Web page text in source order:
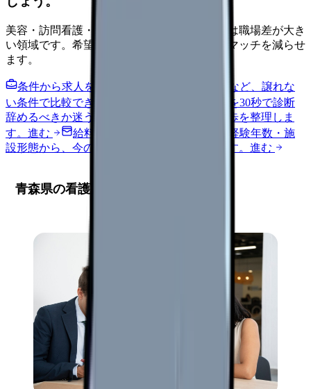
美容・訪問看護・クリニック・夜勤なしなどは職場差が大き
い領域です。希望条件を先に整理するとミスマッチを減らせ
ます。
条件から求人を見る
夜勤回数・残業・通勤など、譲れな
い条件で比較できます。
職場の悩みを30秒で診断
辞めるべきか迷う前に、悩みの種類と次の一歩を整理しま
す。 進む 給料コンパスで比較する
地域・経験年数・施
設形態から、今の給料の現在地を確認できます。 進む
青森県の看護師求人市場の現状